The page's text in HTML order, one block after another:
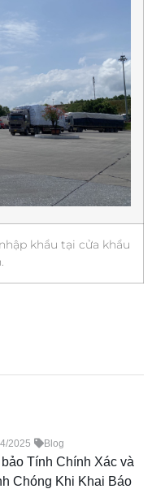
khẩu tại cửa khẩu
2025 Blog
Tính Chính Xác và
Chóng Khi Khai Báo